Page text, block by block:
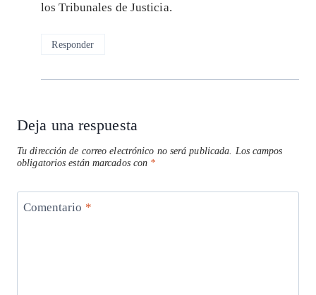
los Tribunales de Justicia.
Responder
Deja una respuesta
Tu dirección de correo electrónico no será publicada. Los campos
obligatorios están marcados con *
Comentario *